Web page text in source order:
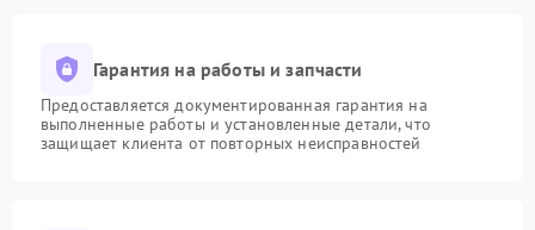
Гарантия на работы и запчасти
Предоставляется документированная гарантия на
выполненные работы и установленные детали, что
защищает клиента от повторных неисправностей